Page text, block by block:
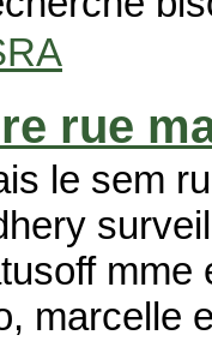
rue
le sem
marcelle